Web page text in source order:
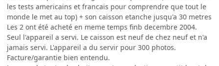
les tests americains et francais pour comprendre que tout le
monde le met au top) + son caisson etanche jusqu'a 30 metres
Les 2 ont été acheté en meme temps finb decembre 2004.
Seul l'appareil a servi. Le caisson est neuf de chez neuf et n'a
jamais servi. L'appareil a du servir pour 300 photos.
Facture/garantie bien entendu.